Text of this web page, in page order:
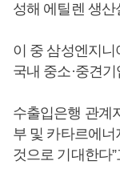
성해 에틸렌 생
이 중 삼성엔지니
국내 중소·중견
수출입은행 관계
부 및 카타르에
것으로 기대한다